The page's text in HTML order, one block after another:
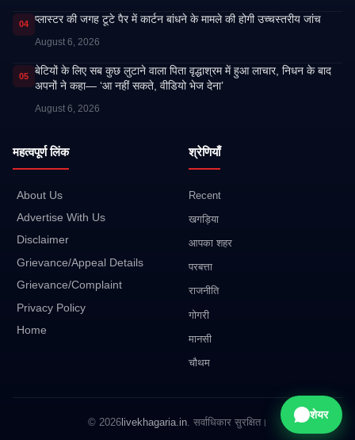
04 प्लास्टर की जगह टूटे पैर में कार्टन बांधने के मामले की होगी उच्चस्तरीय जांच
August 6, 2026
05
बेटियों के लिए सब कुछ लुटाने वाला पिता वृद्धाश्रम में हुआ लाचार, निधन के बाद
अपनों ने कहा— ‘आ नहीं सकते, वीडियो भेज देना’
August 6, 2026
महत्वपूर्ण लिंक
About Us
Advertise With Us
Disclaimer
Grievance/Appeal Details
Grievance/Complaint
Privacy Policy
Home
श्रेणियाँ
Recent
खगड़िया
आपका शहर
परबत्ता
राजनीति
गोगरी
मानसी
चौथम
© 2026livekhagaria.in. सर्वाधिकार सुरक्षित।
शेयर